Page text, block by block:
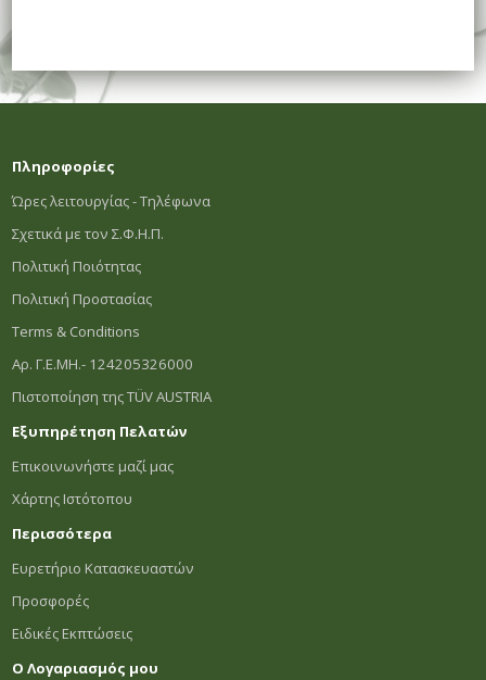
Πληροφορίες
Ώρες λειτουργίας - Τηλέφωνα
Σχετικά με τον Σ.Φ.Η.Π.
Πολιτική Ποιότητας
Πολιτική Προστασίας
Terms & Conditions
Αρ. Γ.Ε.ΜΗ.- 124205326000
Πιστοποίηση της TÜV AUSTRIA
Εξυπηρέτηση Πελατών
Επικοινωνήστε μαζί μας
Χάρτης Ιστότοπου
Περισσότερα
Ευρετήριο Κατασκευαστών
Προσφορές
Ειδικές Εκπτώσεις
Ο Λογαριασμός μου